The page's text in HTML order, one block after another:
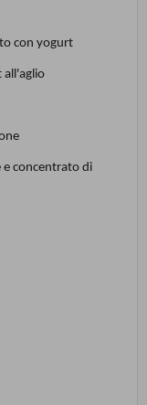
con yogurt
all'aglio
e concentrato di